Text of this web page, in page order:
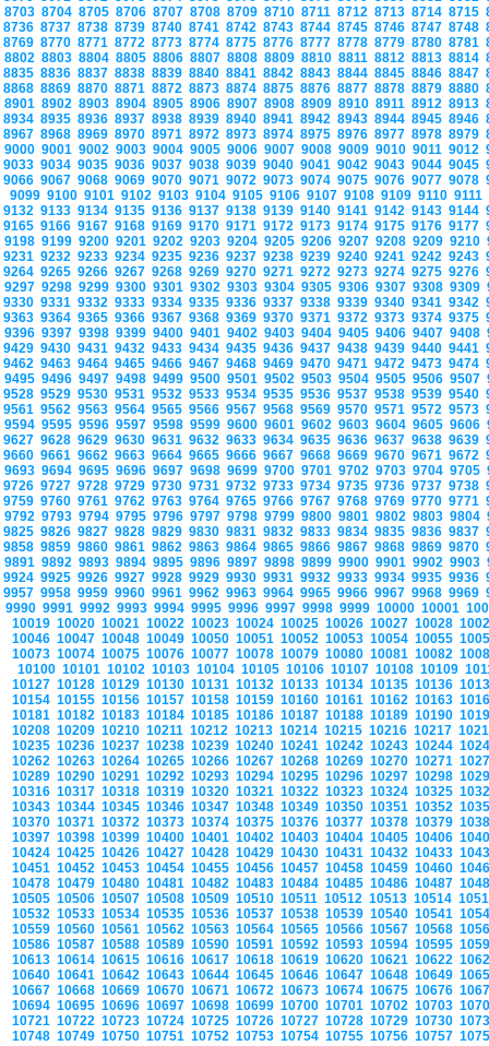
8703 8704 8705 8706 8707 8708 8709 8710 8711 8712 8713 8714 8715
8736 8737 8738 8739 8740 8741 8742 8743 8744 8745 8746 8747 8748
8769 8770 8771 8772 8773 8774 8775 8776 8777 8778 8779 8780 8781
8802 8803 8804 8805 8806 8807 8808 8809 8810 8811 8812 8813 8814
8835 8836 8837 8838 8839 8840 8841 8842 8843 8844 8845 8846 8847
8868 8869 8870 8871 8872 8873 8874 8875 8876 8877 8878 8879 8880
8901 8902 8903 8904 8905 8906 8907 8908 8909 8910 8911 8912 8913
8934 8935 8936 8937 8938 8939 8940 8941 8942 8943 8944 8945 8946
8967 8968 8969 8970 8971 8972 8973 8974 8975 8976 8977 8978 8979
9000 9001 9002 9003 9004 9005 9006 9007 9008 9009 9010 9011 9012
9033 9034 9035 9036 9037 9038 9039 9040 9041 9042 9043 9044 9045
9066 9067 9068 9069 9070 9071 9072 9073 9074 9075 9076 9077 9078
9099 9100 9101 9102 9103 9104 9105 9106 9107 9108 9109 9110 9111
9132 9133 9134 9135 9136 9137 9138 9139 9140 9141 9142 9143 9144
9165 9166 9167 9168 9169 9170 9171 9172 9173 9174 9175 9176 9177
9198 9199 9200 9201 9202 9203 9204 9205 9206 9207 9208 9209 9210
9231 9232 9233 9234 9235 9236 9237 9238 9239 9240 9241 9242 9243
9264 9265 9266 9267 9268 9269 9270 9271 9272 9273 9274 9275 9276
9297 9298 9299 9300 9301 9302 9303 9304 9305 9306 9307 9308 9309
9330 9331 9332 9333 9334 9335 9336 9337 9338 9339 9340 9341 9342
9363 9364 9365 9366 9367 9368 9369 9370 9371 9372 9373 9374 9375
9396 9397 9398 9399 9400 9401 9402 9403 9404 9405 9406 9407 9408
9429 9430 9431 9432 9433 9434 9435 9436 9437 9438 9439 9440 9441
9462 9463 9464 9465 9466 9467 9468 9469 9470 9471 9472 9473 9474
9495 9496 9497 9498 9499 9500 9501 9502 9503 9504 9505 9506 9507
9528 9529 9530 9531 9532 9533 9534 9535 9536 9537 9538 9539 9540
9561 9562 9563 9564 9565 9566 9567 9568 9569 9570 9571 9572 9573
9594 9595 9596 9597 9598 9599 9600 9601 9602 9603 9604 9605 9606
9627 9628 9629 9630 9631 9632 9633 9634 9635 9636 9637 9638 9639
9660 9661 9662 9663 9664 9665 9666 9667 9668 9669 9670 9671 9672
9693 9694 9695 9696 9697 9698 9699 9700 9701 9702 9703 9704 9705
9726 9727 9728 9729 9730 9731 9732 9733 9734 9735 9736 9737 9738
9759 9760 9761 9762 9763 9764 9765 9766 9767 9768 9769 9770 9771
9792 9793 9794 9795 9796 9797 9798 9799 9800 9801 9802 9803 9804
9825 9826 9827 9828 9829 9830 9831 9832 9833 9834 9835 9836 9837
9858 9859 9860 9861 9862 9863 9864 9865 9866 9867 9868 9869 9870
9891 9892 9893 9894 9895 9896 9897 9898 9899 9900 9901 9902 9903
9924 9925 9926 9927 9928 9929 9930 9931 9932 9933 9934 9935 9936
9957 9958 9959 9960 9961 9962 9963 9964 9965 9966 9967 9968 9969
9990 9991 9992 9993 9994 9995 9996 9997 9998 9999 10000 10001
10019 10020 10021 10022 10023 10024 10025 10026 10027 10028
10046 10047 10048 10049 10050 10051 10052 10053 10054 10055
10073 10074 10075 10076 10077 10078 10079 10080 10081 10082
10100 10101 10102 10103 10104 10105 10106 10107 10108 10109
10127 10128 10129 10130 10131 10132 10133 10134 10135 10136
10154 10155 10156 10157 10158 10159 10160 10161 10162 10163
10181 10182 10183 10184 10185 10186 10187 10188 10189 10190
10208 10209 10210 10211 10212 10213 10214 10215 10216 10217
10235 10236 10237 10238 10239 10240 10241 10242 10243 10244
10262 10263 10264 10265 10266 10267 10268 10269 10270 10271
10289 10290 10291 10292 10293 10294 10295 10296 10297 10298
10316 10317 10318 10319 10320 10321 10322 10323 10324 10325
10343 10344 10345 10346 10347 10348 10349 10350 10351 10352
10370 10371 10372 10373 10374 10375 10376 10377 10378 10379
10397 10398 10399 10400 10401 10402 10403 10404 10405 10406
10424 10425 10426 10427 10428 10429 10430 10431 10432 10433
10451 10452 10453 10454 10455 10456 10457 10458 10459 10460
10478 10479 10480 10481 10482 10483 10484 10485 10486 10487
10505 10506 10507 10508 10509 10510 10511 10512 10513 10514
10532 10533 10534 10535 10536 10537 10538 10539 10540 10541
10559 10560 10561 10562 10563 10564 10565 10566 10567 10568
10586 10587 10588 10589 10590 10591 10592 10593 10594 10595
10613 10614 10615 10616 10617 10618 10619 10620 10621 10622
10640 10641 10642 10643 10644 10645 10646 10647 10648 10649
10667 10668 10669 10670 10671 10672 10673 10674 10675 10676
10694 10695 10696 10697 10698 10699 10700 10701 10702 10703
10721 10722 10723 10724 10725 10726 10727 10728 10729 10730
10748 10749 10750 10751 10752 10753 10754 10755 10756 10757